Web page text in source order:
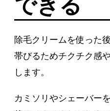
除毛クリームを使った
帯びるためチクチク感
します。
カミソリやシェーバー